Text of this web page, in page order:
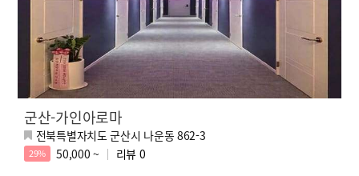
군산-가인아로마
전북특별자치도 군산시 나운동 862-3
29% 50,000 ~ 리뷰 0